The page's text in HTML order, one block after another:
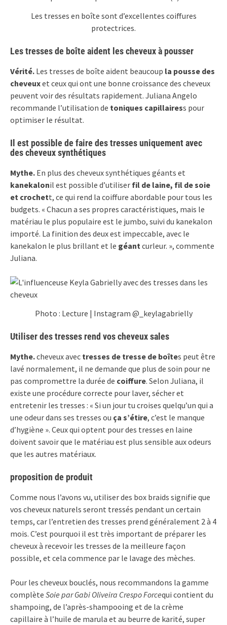
Les tresses en boîte sont d’excellentes coiffures
protectrices.
Les tresses de boîte aident les cheveux à pousser
Vérité. Les tresses de boîte aident beaucoup la pousse des
cheveuxet ceux qui ont une bonne croissance des cheveux
peuvent voir des résultats rapidement. Juliana Angelo
recommande l’utilisation de toniques capillairess pour
optimiser le résultat.
Il est possible de faire des tresses uniquement avec
des cheveux synthétiques
Mythe. En plus des cheveux synthétiques géants et
kanekalonil est possible d’utiliser fil de laine, fil de soie
et crochett, ce qui rend la coiffure abordable pour tous les
budgets. « Chacun a ses propres caractéristiques, mais le
matériau le plus populaire est le jumbo, suivi du kanekalon
importé. La finition des deux est impeccable, avec le
kanekalon le plus brillant et le géant curleur. », commente
Juliana.
Photo : Lecture | Instagram @_keylagabrielly
Utiliser des tresses rend vos cheveux sales
Mythe.cheveux avec tresses de tresse de boîtes peut être
lavé normalement, il ne demande que plus de soin pour ne
pas compromettre la durée de coiffure. Selon Juliana, il
existe une procédure correcte pour laver, sécher et
entretenir les tresses : « Si un jour tu croises quelqu’un qui a
une odeur dans ses tresses ou ça s’étire, c’est le manque
d’hygiène ». Ceux qui optent pour des tresses en laine
doivent savoir que le matériau est plus sensible aux odeurs
que les autres matériaux.
proposition de produit
Comme nous l’avons vu, utiliser des box braids signifie que
vos cheveux naturels seront tressés pendant un certain
temps, car l’entretien des tresses prend généralement 2 à 4
mois. C’est pourquoi il est très important de préparer les
cheveux à recevoir les tresses de la meilleure façon
possible, et cela commence par le lavage des mèches.
Pour les cheveux bouclés, nous recommandons la gamme
complète Soie par Gabi Oliveira Crespo Forcequi contient du
shampoing, de l’après-shampooing et de la crème
capillaire à l’huile de marula et au beurre de karité, super